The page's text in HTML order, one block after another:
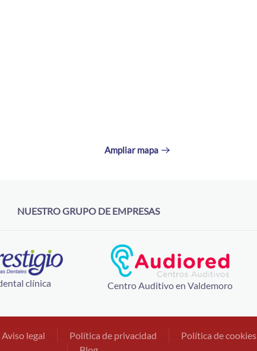
Ampliar mapa
NUESTRO GRUPO DE EMPRESAS
clínica Centro Auditivo en Valdemoro
Aviso legal Política de privacidad Política de cookies